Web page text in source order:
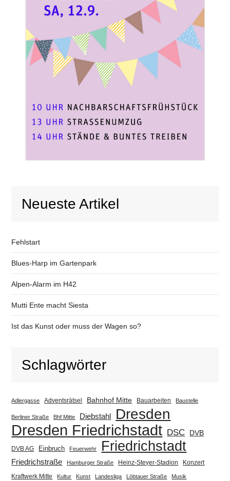
Neueste Artikel
Fehlstart
Blues-Harp im Gartenpark
Alpen-Alarm im H42
Mutti Ente macht Siesta
Ist das Kunst oder muss der Wagen so?
Schlagwörter
Adlergasse Adventsrätsel Bahnhof Mitte Bauarbeiten Baustelle
Berliner Straße Bhf Mitte Diebstahl Dresden
Dresden Friedrichstadt DSC DVB
DVB AG Einbruch Feuerwehr Friedrichstadt
Friedrichstraße Hamburger Straße Heinz-Steyer-Stadion
Konzert
Kraftwerk Mitte
Kultur Kunst Landesliga Löbtauer Straße Musik